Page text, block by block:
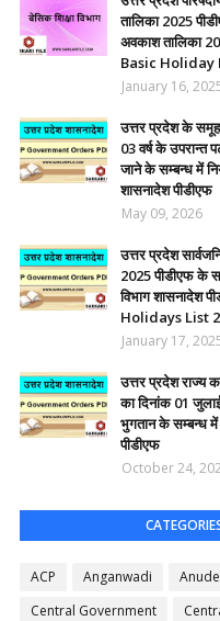
तालिका 2025
अवकाश तालिका
Basic Holiday
January 16,
उत्तर प्रदेश के
03 वर्ष के उपरान्त
जाने के सम्बन्ध में
शासनादेश पीडीएफ
May 09, 2026
उत्तर प्रदेश
2025 पीडीएफ के
विभाग शासनादेश
Holidays List
January 17,
उत्तर प्रदेश राज्य
का दिनांक 01
भुगतान के सम्बन्ध में
पीडीएफ
October 24,
ACP Anganwadi
Central Government